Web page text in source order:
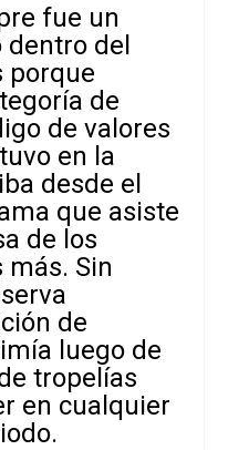
fue un
dentro del
porque
de
de valores
en la
desde el
que asiste
de los
más. Sin
de
luego de
tropelías
en cualquier